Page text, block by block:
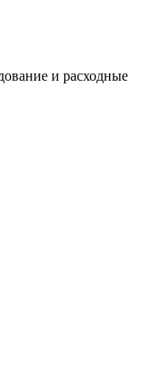
и расходные